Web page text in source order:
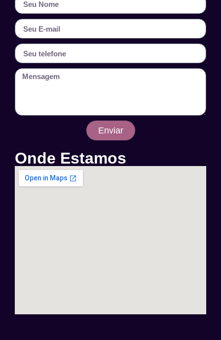
Enviar
Onde Estamos